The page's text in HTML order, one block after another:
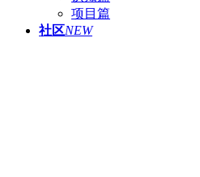
项目篇
社区NEW